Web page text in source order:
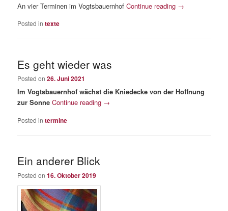
An vier Terminen im VogtsbauernhofContinue reading →
Posted in texte
Es geht wieder was
Posted on26. Juni 2021
Im Vogtsbauernhof wächst die Kniedecke von der Hoffnung
zur Sonne Continue reading →
Posted in termine
Ein anderer Blick
Posted on16. Oktober 2019